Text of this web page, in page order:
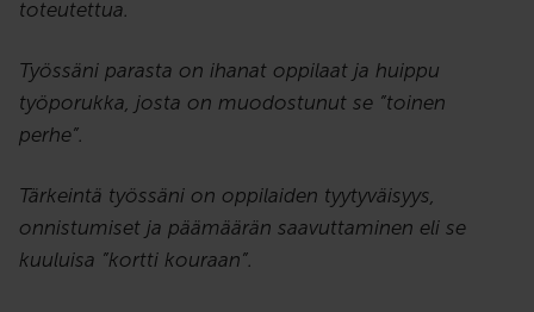
toteutettua.
Työssäni parasta on ihanat oppilaat ja huippu
työporukka, josta on muodostunut se ”toinen
perhe”.
Tärkeintä työssäni on oppilaiden tyytyväisyys,
onnistumiset ja päämäärän saavuttaminen eli se
kuuluisa ”kortti kouraan”.